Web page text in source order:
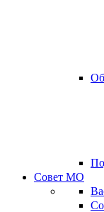
Совет МО